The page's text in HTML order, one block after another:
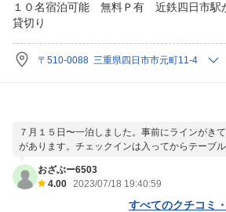
１０名宿泊可能 無料Ｐ有 近鉄四日市駅
貸切り
〒510-0088 三重県四日市市元町11-4
７月１５日〜一泊しました。事前にラインがき
があります。チェックインは入ってからテーブ
おざぶー6503
4.00 2023/07/18 19:40:59
すべてのクチコミ